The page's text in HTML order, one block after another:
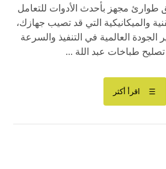
طوارئ مجهز بأحدث الأدوات للتعامل
والميكانيكية التي قد تصيب جهازك،
الجودة العالمية في التنفيذ والسرعة
تصليح طباخات عبد اللة ...
اقرأ أكثر